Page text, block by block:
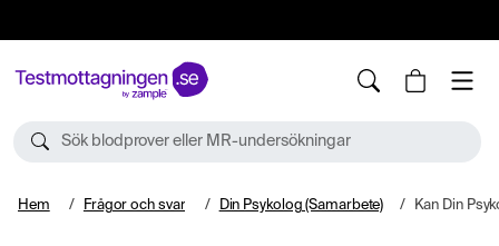
Sök blodprover eller MR-undersökningar
Hem Frågor och svar Din Psykolog (Samarbete) Kan Din Psykolog